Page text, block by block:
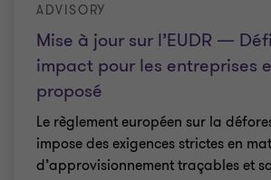
Mise à jour sur l’EUDR —
impact pour les entreprises
proposé
ADVISORY
Le règlement européen sur la
impose des exigences strictes en
d’approvisionnement traçables et